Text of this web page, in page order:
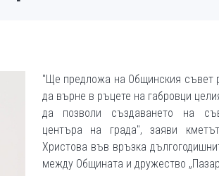
"Ще предложа на Общинския съвет
да върне в ръцете на габровци
да позволи създаването на
центъра на града", заяви
Христова във връзка
между Общината и дружество